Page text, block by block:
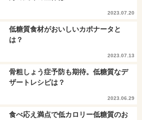
2023.07.20
低糖質食材がおいしいカポナータと
は？
2023.07.13
骨粗しょう症予防も期待。低糖質なデ
ザートレシピは？
2023.06.29
食べ応え満点で低カロリー低糖質のお